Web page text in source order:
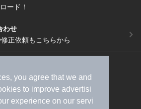
you agree that we and
to improve advertisi
experience on our servi
ード！
わせ
正依頼もこちらから
資料請求）
広告出稿のご案内
イフスタイルMEMBERS+規約
基づく表記
ヘルプ 採用情報